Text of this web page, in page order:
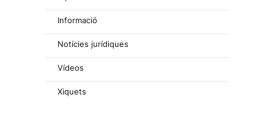
Informació
Notícies jurídiques
Vídeos
Xiquets